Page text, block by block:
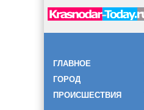
ГЛАВНОЕ
ГОРОД
ПРОИСШЕСТВИЯ